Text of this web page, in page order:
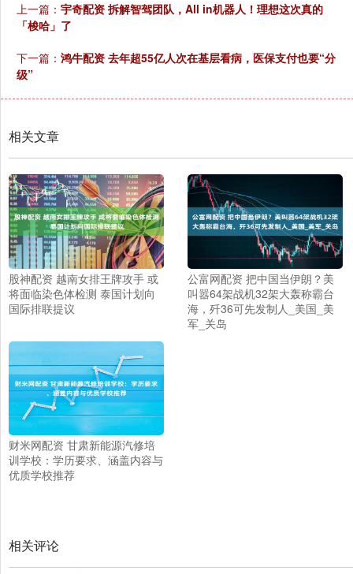
上一篇： 宇奇配资 拆解智驾团队，All in机器人！理想这次真的
「梭哈」了
下一篇： 鸿牛配资 去年超55亿人次在基层看病，医保支付也要“分
级”
相关文章
股神配资 越南女排王牌攻手 或
将面临染色体检测 泰国计划向
国际排联提议
公富网配资 把中国当伊朗？美
叫嚣64架战机32架大轰称霸台
海，歼36可先发制人_美国_美
军_关岛
财米网配资 甘肃新能源汽修培
训学校：学历要求、涵盖内容与
优质学校推荐
相关评论